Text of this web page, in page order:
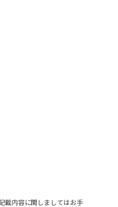
載内容に関しましてはお手